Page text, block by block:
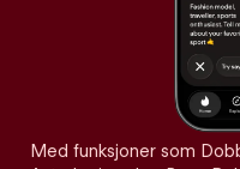
Med funksjoner som